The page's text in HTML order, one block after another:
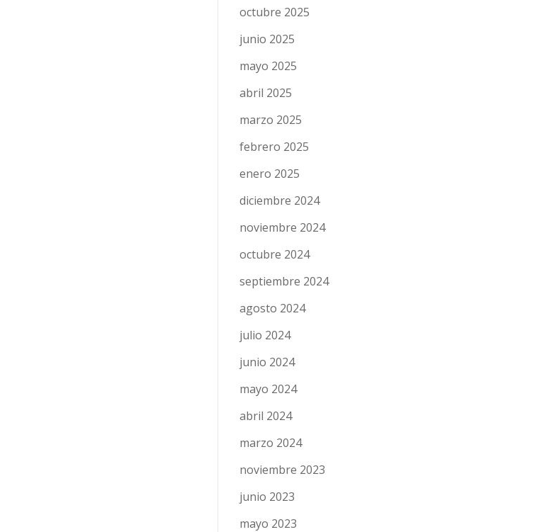
octubre 2025
junio 2025
mayo 2025
abril 2025
marzo 2025
febrero 2025
enero 2025
diciembre 2024
noviembre 2024
octubre 2024
septiembre 2024
agosto 2024
julio 2024
junio 2024
mayo 2024
abril 2024
marzo 2024
noviembre 2023
junio 2023
mayo 2023